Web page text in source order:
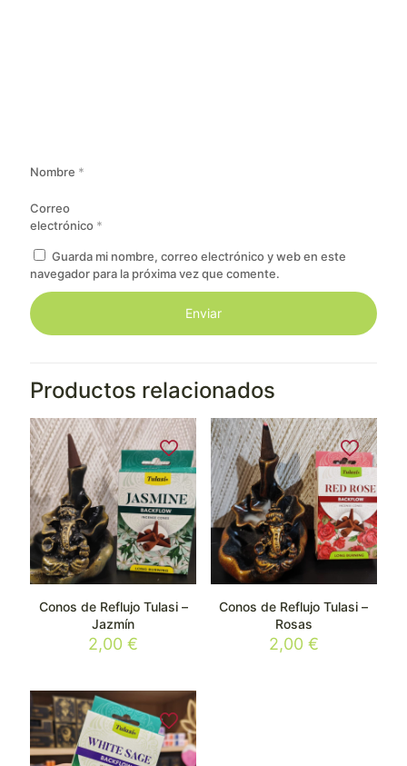
Nombre *
Correo
electrónico *
Guarda mi nombre, correo electrónico y web en este
navegador para la próxima vez que comente.
Productos relacionados
Conos de Reflujo Tulasi –
Jazmín
2,00€
Conos de Reflujo Tulasi –
Rosas
2,00 €